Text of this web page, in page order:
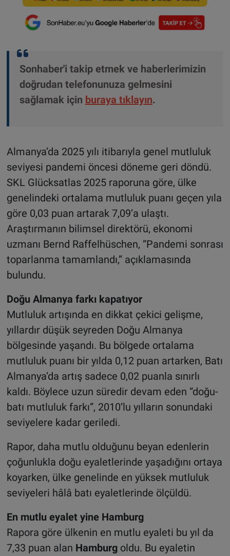
Sonhaber'i takip etmek ve haberlerimizin
doğrudan telefonunuza gelmesini
sağlamak için buraya tıklayın.
Almanya’da 2025 yılı itibarıyla genel mutluluk
seviyesi pandemi öncesi döneme geri döndü.
SKL Glücksatlas 2025 raporuna göre, ülke
genelindeki ortalama mutluluk puanı geçen yıla
göre 0,03 puan artarak 7,09’a ulaştı.
Araştırmanın bilimsel direktörü, ekonomi
uzmanı Bernd Raffelhüschen, “Pandemi sonrası
toparlanma tamamlandı,” açıklamasında
bulundu.
Doğu Almanya farkı kapatıyor
Mutluluk artışında en dikkat çekici gelişme,
yıllardır düşük seyreden Doğu Almanya
bölgesinde yaşandı. Bu bölgede ortalama
mutluluk puanı bir yılda 0,12 puan artarken, Batı
Almanya’da artış sadece 0,02 puanla sınırlı
kaldı. Böylece uzun süredir devam eden “doğu-
batı mutluluk farkı”, 2010’lu yılların sonundaki
seviyelere kadar geriledi.
Rapor, daha mutlu olduğunu beyan edenlerin
çoğunlukla doğu eyaletlerinde yaşadığını ortaya
koyarken, ülke genelinde en yüksek mutluluk
seviyeleri hâlâ batı eyaletlerinde ölçüldü.
En mutlu eyalet yine Hamburg
Rapora göre ülkenin en mutlu eyaleti bu yıl da
7,33 puan alan Hamburgoldu. Bu eyaletin